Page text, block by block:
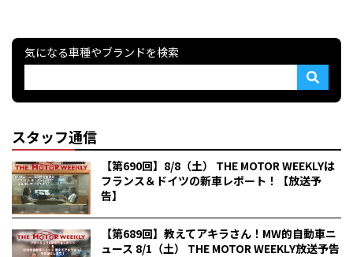
気になる車種やブランドを検索
スタッフ通信
【第690回】8/8（土） THE MOTOR WEEKLYは
フランス＆ドイツの新車レポート！【放送予
告】
【第689回】教えてアキラさん！MW的自動車ニ
ュース 8/1（土） THE MOTOR WEEKLY放送予告